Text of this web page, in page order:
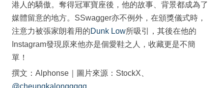
港人的驕傲。奪得冠軍寶座後，他的故事、背景都成為了
媒體留意的地方。SSwagger亦不例外，在頒獎儀式時，
注意力被張家朗着用的Dunk Low所吸引，其後在他的
Instagram發現原來他亦是個愛鞋之人，收藏更是不簡
單！
撰文：Alphonse｜圖片來源：StockX、
@cheungkalonggggg